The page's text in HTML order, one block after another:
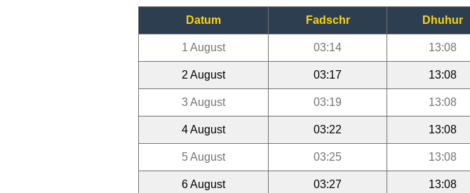
Datum Fadschr Dhuhur
1 August 03:14 13:08
2 August 03:17 13:08
3 August 03:19 13:08
4 August 03:22 13:08
5 August 03:25 13:08
6 August 03:27 13:08